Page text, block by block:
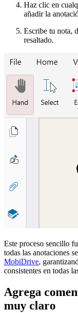
Haz clic en
añadir la
Escribe tu nota,
resaltado.
Este proceso sencillo
todas las anotaciones
MobiDrive,
consistentes en todas
Agrega
muy claro